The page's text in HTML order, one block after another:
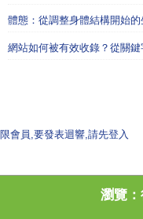
體態：從調整身體結構開始
網站如何被有效收錄？從關
限會員,要發表迴響,請先登入
瀏覽：